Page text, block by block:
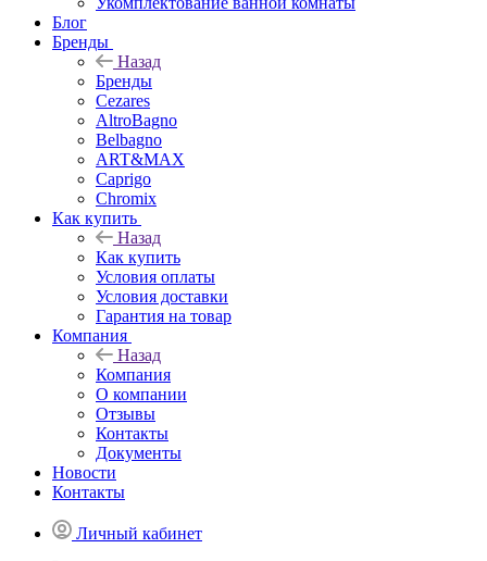
Блог
Бренды
Назад
Бренды
Cezares
AltroBagno
Belbagno
ART&MAX
Caprigo
Chromix
Как купить
Назад
Как купить
Условия оплаты
Условия доставки
Гарантия на товар
Компания
Назад
Компания
О компании
Отзывы
Контакты
Документы
Новости
Контакты
Личный кабинет